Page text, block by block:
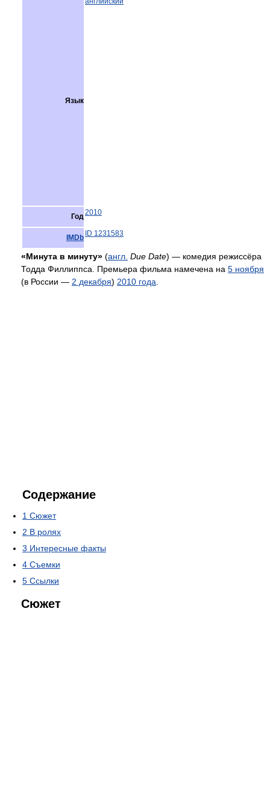
Язык
Год2010
IMDb ID 1231583
«Минута в минуту» (англ. Due Date) — комедия режиссёра
Тодда Филлиппса. Премьера фильма намечена на 5 ноября
(в России — 2 декабря) 2010 года
Содержание
1 Сюжет
2 В ролях
3 Интересные факты
4 Съемки
5 Ссылки
Сюжет